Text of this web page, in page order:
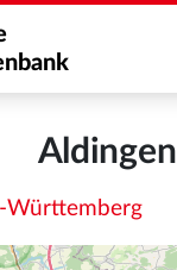
Aldingen
Württemberg